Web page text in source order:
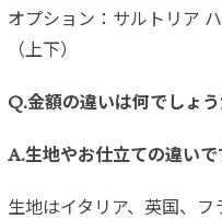
オプション：サルトリア
（上下）
Q.金額の違いは何でしょう
A.生地やお仕立ての違いで
生地はイタリア、英国、フ